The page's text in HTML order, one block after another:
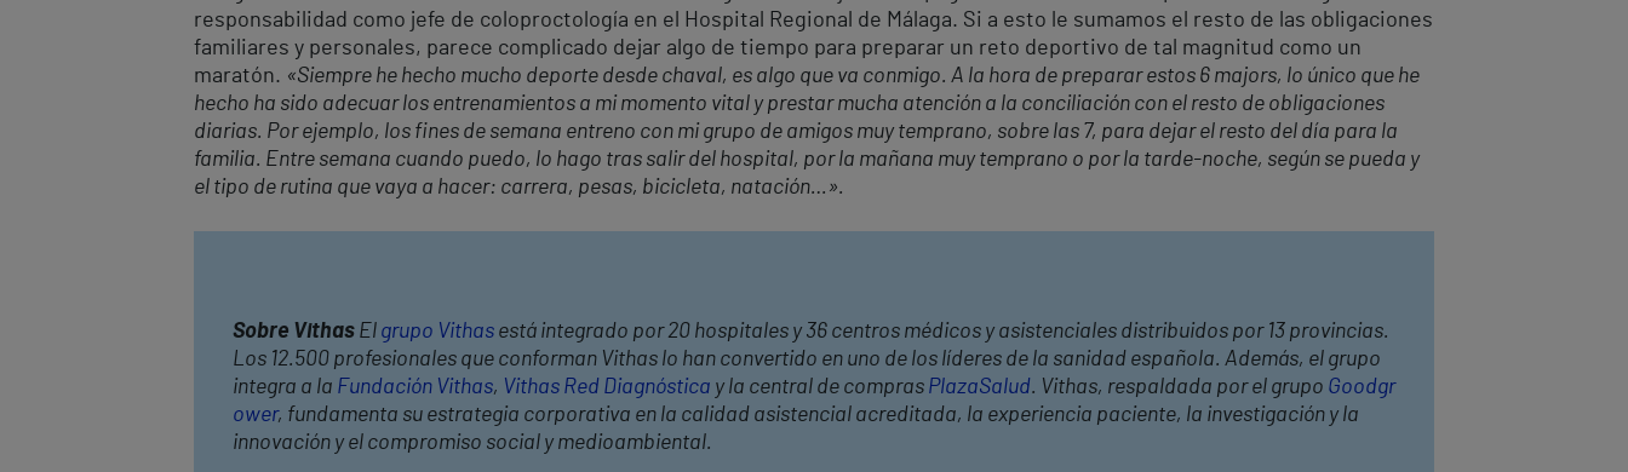
responsabilidad como jefe de coloproctología en el Hospital Regional de Málaga. Si a esto le sumamos el resto de las obligaciones
familiares y personales, parece complicado dejar algo de tiempo para preparar un reto deportivo de tal magnitud como un
maratón. «Siempre he hecho mucho deporte desde chaval, es algo que va conmigo. A la hora de preparar estos 6 majors, lo único que he
hecho ha sido adecuar los entrenamientos a mi momento vital y prestar mucha atención a la conciliación con el resto de obligaciones
diarias. Por ejemplo, los fines de semana entreno con mi grupo de amigos muy temprano, sobre las 7, para dejar el resto del día para la
familia. Entre semana cuando puedo, lo hago tras salir del hospital, por la mañana muy temprano o por la tarde-noche, según se pueda y
el tipo de rutina que vaya a hacer: carrera, pesas, bicicleta, natación…».
Sobre Vithas El grupo Vithas está integrado por 20 hospitales y 36 centros médicos y asistenciales distribuidos por 13 provincias.
Los 12.500 profesionales que conforman Vithas lo han convertido en uno de los líderes de la sanidad española. Además, el grupo
integra a la Fundación Vithas, Vithas Red Diagnóstica y la central de compras PlazaSalud. Vithas, respaldada por el grupo Goodgr
ower, fundamenta su estrategia corporativa en la calidad asistencial acreditada, la experiencia paciente, la investigación y la
innovación y el compromiso social y medioambiental.